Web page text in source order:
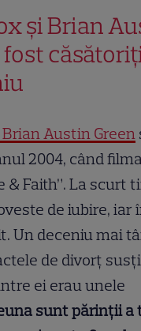
și Brian
fost
Austin Green
2004, când
& Faith”. La scurt
de iubire, iar
Un deceniu mai
de divorț
ei erau unele
sunt părinții a